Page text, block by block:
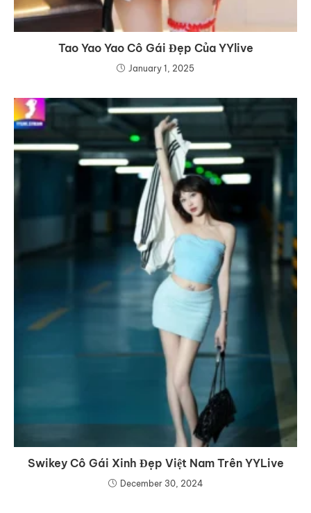
Tao Yao Yao Cô Gái Đẹp Của YYlive
January 1, 2025
Swikey Cô Gái Xinh Đẹp Việt Nam Trên YYLive
December 30, 2024